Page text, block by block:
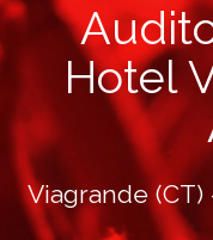
Hotel
Viagrande (CT)